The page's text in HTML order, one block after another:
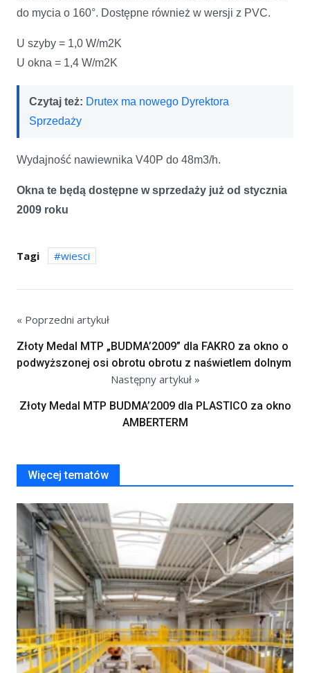
do mycia o 160°. Dostępne również w wersji z PVC.
U szyby = 1,0 W/m2K
U okna = 1,4 W/m2K
Czytaj też: Drutex ma nowego Dyrektora
Sprzedaży
Wydajność nawiewnika V40P do 48m3/h.
Okna te będą dostępne w sprzedaży już od stycznia
2009 roku
Tagi wiesci
« Poprzedni artykuł
Złoty Medal MTP „BUDMA’2009” dla FAKRO za okno o
podwyższonej osi obrotu obrotu z naświetlem dolnym
Następny artykuł »
Złoty Medal MTP BUDMA’2009 dla PLASTICO za okno
AMBERTERM
Więcej tematów